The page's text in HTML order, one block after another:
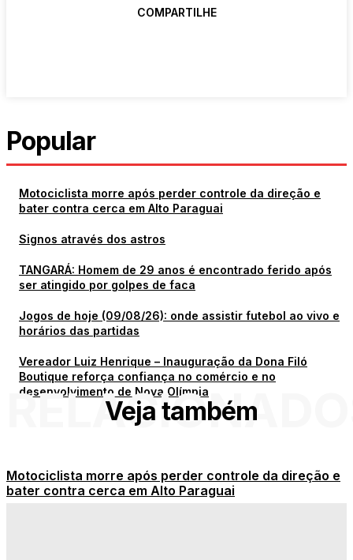
COMPARTILHE
Popular
Motociclista morre após perder controle da direção e
bater contra cerca em Alto Paraguai
Signos através dos astros
TANGARÁ: Homem de 29 anos é encontrado ferido após
ser atingido por golpes de faca
Jogos de hoje (09/08/26): onde assistir futebol ao vivo e
horários das partidas
Vereador Luiz Henrique – Inauguração da Dona Filó
Boutique reforça confiança no comércio e no
desenvolvimento de Nova Olímpia
Veja também
Motociclista morre após perder controle da direção e
bater contra cerca em Alto Paraguai